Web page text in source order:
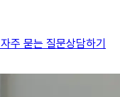
자주 묻는 질문상담하기